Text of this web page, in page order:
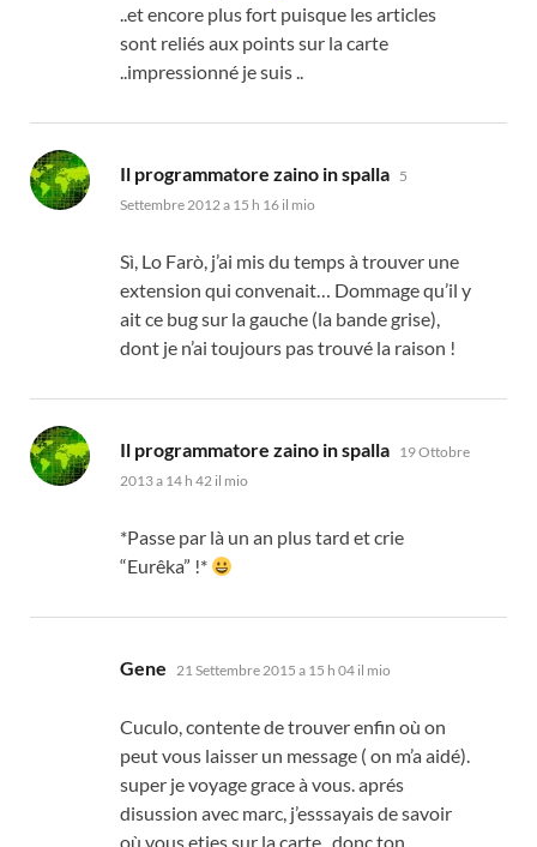
..et encore plus fort puisque les articles
sont reliés aux points sur la carte
..impressionné je suis..
Il programmatore zaino in spalla dice:
5
Settembre 2012 a 15 h 16 il mio
Sì, Lo Farò, j’ai mis du temps à trouver une
extension qui convenait… Dommage qu’il y
ait ce bug sur la gauche (la bande grise),
dont je n’ai toujours pas trouvé la raison !
Il programmatore zaino in spalla dice:
19 Ottobre
2013 a 14 h 42 il mio
*Passe par là un an plus tard et crie
“Eurêka” !*
Gene dice:
21 Settembre 2015 a 15 h 04 il mio
Cuculo,contente de trouver enfin où on
peut vous laisser un message ( on m’a aidé).
super je voyage grace à vous.aprés
disussion avec marc, j’esssayais de savoir
où vous eties sur la carte donc ton